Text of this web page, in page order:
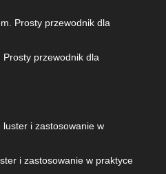
Prosty przewodnik dla
i zastosowanie w praktyce